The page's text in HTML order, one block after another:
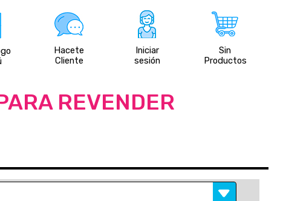
Hacete
Cliente
Iniciar
sesión
Sin
Productos
REVENDER